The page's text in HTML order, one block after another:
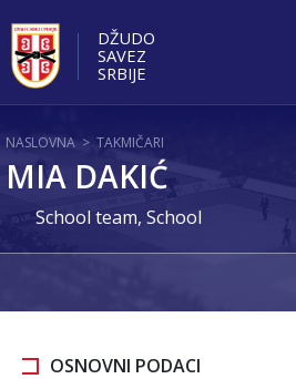
DŽUDO
SAVEZ
SRBIJE
NASLOVNA > TAKMIČARI
MIA DAKIĆ
School team, School
OSNOVNI PODACI